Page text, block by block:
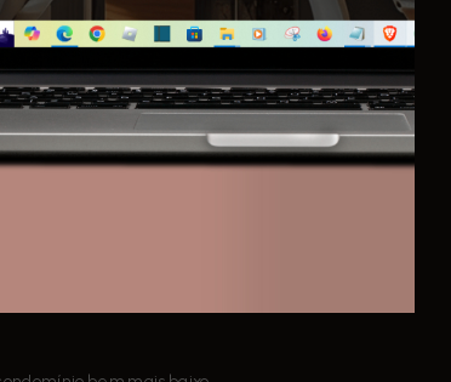
e perto de tudo que você precisa.